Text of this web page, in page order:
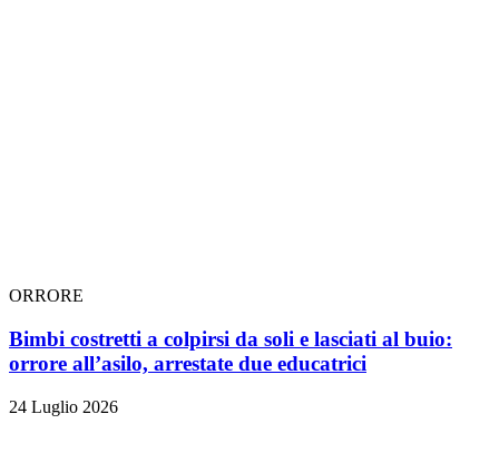
ORRORE
Bimbi costretti a colpirsi da soli e lasciati al buio:
orrore all’asilo, arrestate due educatrici
24 Luglio 2026